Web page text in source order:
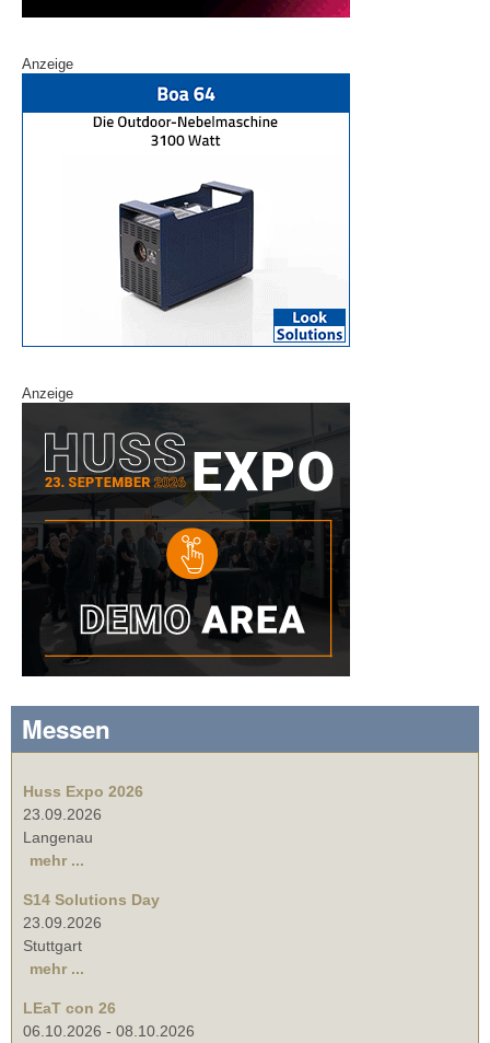
Anzeige
Anzeige
Messen
Huss Expo 2026
23.09.2026
Langenau
mehr ...
S14 Solutions Day
23.09.2026
Stuttgart
mehr ...
LEaT con 26
06.10.2026 - 08.10.2026